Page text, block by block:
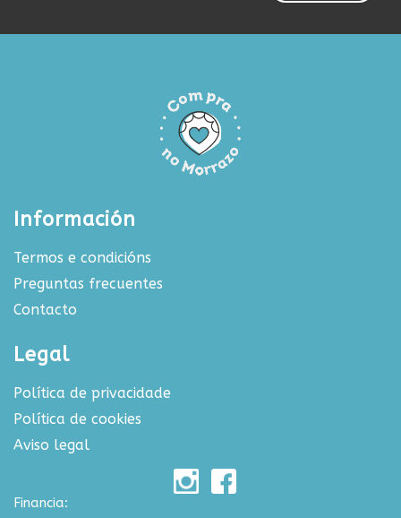
Información
Termos e condicións
Preguntas frecuentes
Contacto
Legal
Política de privacidade
Política de cookies
Aviso legal
Financia: